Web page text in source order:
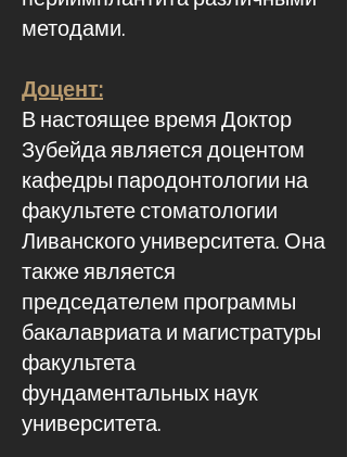
методами.
Доцент:
В настоящее время Доктор
Зубейда является доцентом
кафедры пародонтологии на
факультете стоматологии
Ливанского университета. Она
также является
председателем программы
бакалавриата и магистратуры
факультета
фундаментальных наук
университета.